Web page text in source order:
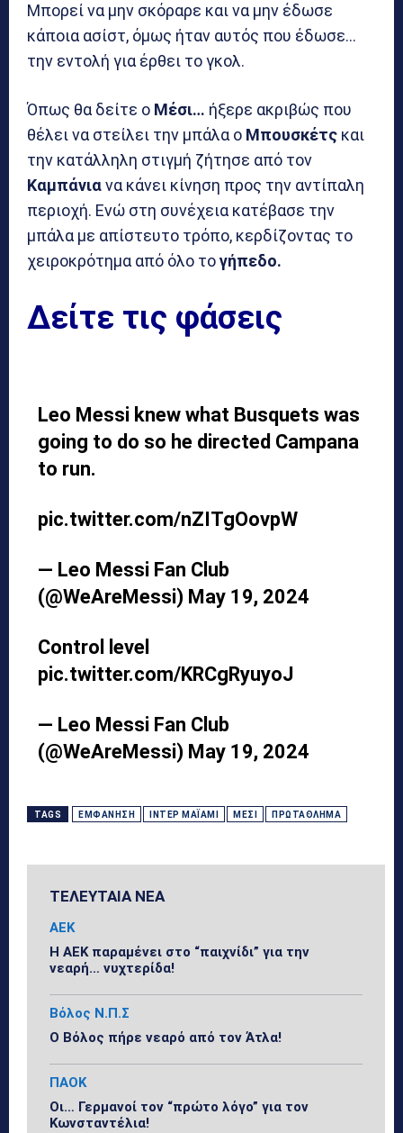
Μπορεί να μην σκόραρε και να μην έδωσε
κάποια ασίστ, όμως ήταν αυτός που έδωσε…
την εντολή για έρθει το γκολ.
Όπως θα δείτε ο Μέσι… ήξερε ακριβώς που
θέλει να στείλει την μπάλα ο Μπουσκέτς και
την κατάλληλη στιγμή ζήτησε από τον
Καμπάνιανα κάνει κίνηση προς την αντίπαλη
περιοχή. Ενώ στη συνέχεια κατέβασε την
μπάλα με απίστευτο τρόπο, κερδίζοντας το
χειροκρότημα από όλο τογήπεδο.
Δείτε τις φάσεις
Leo Messi knew what Busquets was
going to do so he directed Campana
to run.
pic.twitter.com/nZITgOovpW
— Leo Messi Fan Club
(@WeAreMessi) May 19, 2024
Control level
pic.twitter.com/KRCgRyuyoJ
— Leo Messi Fan Club
(@WeAreMessi) May 19, 2024
TAGS ΕΜΦΆΝΗΣΗ ΊΝΤΕΡ ΜΑΪΆΜΙ ΜΈΣΙ ΠΡΩΤΆΘΛΗΜΑ
ΤΕΛΕΥΤΑΙΑ ΝΕΑ
ΑΕΚ
Η ΑΕΚ παραμένει στο “παιχνίδι” για την
νεαρή… νυχτερίδα!
Βόλος Ν.Π.Σ
Ο Βόλος πήρε νεαρό από τον Άτλα!
ΠΑΟΚ
Οι… Γερμανοί τον “πρώτο λόγο” για τον
Κωνσταντέλια!